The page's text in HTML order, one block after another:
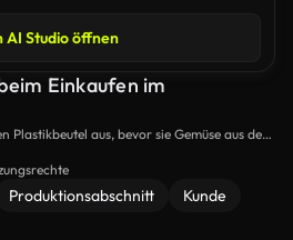
AI Studio öffnen
Einkaufen im
Plastikbeutel aus, bevor sie Gemüse aus dem
holt. Das Video zeigt einen
Produktionsabschnitt
Kunde